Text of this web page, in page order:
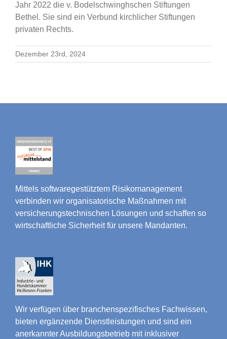
Jahr 2022 die v. Bodelschwinghschen Stiftungen
Bethel. Sie sind ein Verbund kirchlicher Stiftungen
privaten Rechts.
Dezember 23rd, 2024
Mittels softwaregestütztem Risikomanagement
verbinden wir organisatorische Maßnahmen mit
versicherungstechnischen Lösungen und schaffen so
wirtschaftliche Sicherheit für unsere Mandanten.
Wir verfügen über branchenspezifisches Fachwissen,
bieten ergänzende Dienstleistungen und sind ein
anerkannter Ausbildungsbetrieb mit inklusiver